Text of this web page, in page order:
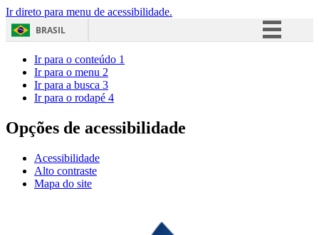
Ir direto para menu de acessibilidade.
BRASIL
Acesso à informação
Ir para o conteúdo 1
Ir para o menu 2
Ir para a busca 3
Ir para o rodapé 4
Opções de acessibilidade
Acessibilidade
Alto contraste
Mapa do site